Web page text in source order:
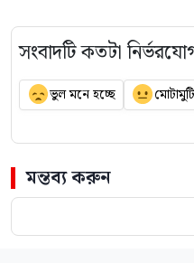
সংবাদটি কতটা
ভুল মনে হচ্ছে মোটামুটি
মন্তব্য করুন